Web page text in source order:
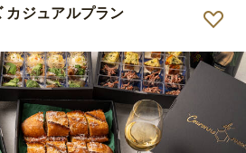
いです。
カジュアルプラン